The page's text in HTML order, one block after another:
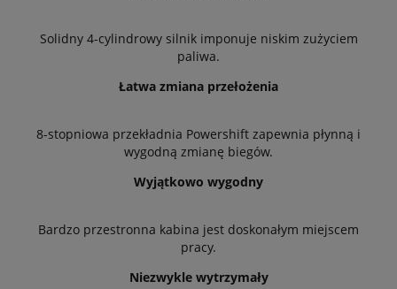
Solidny 4-cylindrowy silnik imponuje niskim zużyciem
paliwa.
Łatwa zmiana przełożenia
8-stopniowa przekładnia Powershift zapewnia płynną i
wygodną zmianę biegów.
Wyjątkowo wygodny
Bardzo przestronna kabina jest doskonałym miejscem
pracy.
Niezwykle wytrzymały